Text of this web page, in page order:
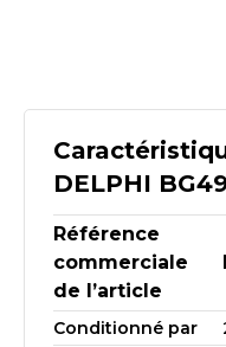
DELPHI
Référence
commerciale
de l’article
Conditionné par